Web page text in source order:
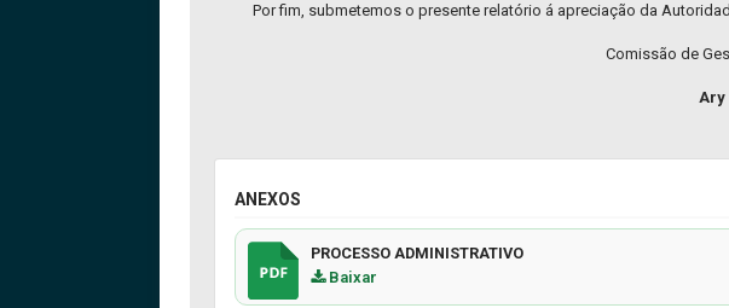
Por fim, submetemos o presente relatório á apreciação da
Comissão de
Ary
ANEXOS
PROCESSO ADMINISTRATIVO
Baixar